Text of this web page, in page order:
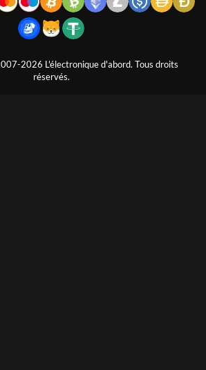
2026 L'électronique d'abord. Tous droits
réservés.